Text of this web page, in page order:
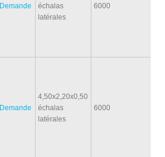
Demande
échalas
latérales
6000
Demande
4,50x2,20x0,50
échalas
latérales
6000